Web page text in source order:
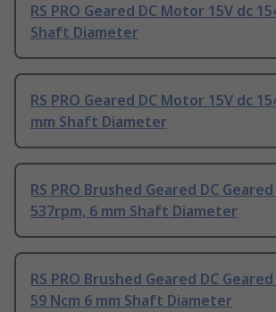
RS PRO Geared DC Motor 15V dc
Shaft Diameter
RS PRO Geared DC Motor 15V dc
mm Shaft Diameter
RS PRO Brushed Geared DC
537rpm, 6 mm Shaft Diameter
RS PRO Brushed Geared DC
59 Ncm 6 mm Shaft Diameter